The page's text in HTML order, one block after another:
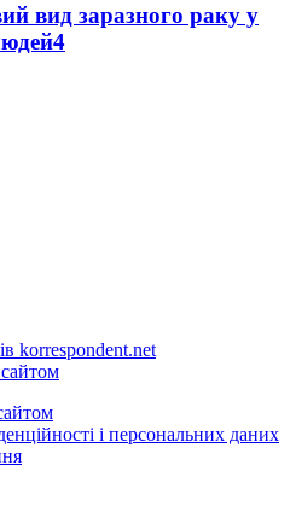
вид заразного раку у
4
korrespondent.net
і персональних даних